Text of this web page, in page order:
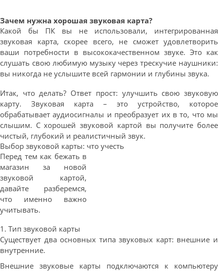
Зачем нужна хорошая звуковая карта?
Какой бы ПК вы не использовали, интегрированная
звуковая карта, скорее всего, не сможет удовлетворить
ваши потребности в высококачественном звуке. Это как
слушать свою любимую музыку через трескучие наушники:
вы никогда не услышите всей гармонии и глубины звука.
Итак, что делать? Ответ прост: улучшить свою звуковую
карту. Звуковая карта – это устройство, которое
обрабатывает аудиосигналы и преобразует их в то, что мы
слышим. С хорошей звуковой картой вы получите более
чистый, глубокий и реалистичный звук.
Выбор звуковой карты: что учесть
Перед тем как бежать в
магазин за новой
звуковой картой,
давайте разберемся,
что именно важно
учитывать.
1. Тип звуковой карты
Существует два основных типа звуковых карт: внешние и
внутренние.
Внешние звуковые карты подключаются к компьютеру